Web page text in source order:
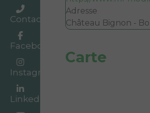
Contact
Facebook
Instagram
Linkedin
Adresse
Château Bignon -
Carte